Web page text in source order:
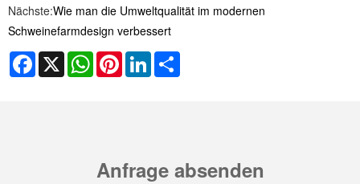
Nächste:Wie man die Umweltqualität im modernen
Schweinefarmdesign verbessert
Facebook
X WhatsAppPinterestLinkedIn
Anfrage absenden